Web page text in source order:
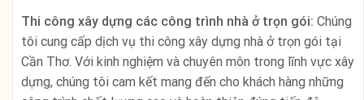
Thi công xây dựng các công trình nhà ở trọn gói: Chúng
tôi cung cấp dịch vụ thi công xây dựng nhà ở trọn gói tại
Cần Thơ. Với kinh nghiệm và chuyên môn trong lĩnh vực xây
dựng, chúng tôi cam kết mang đến cho khách hàng những